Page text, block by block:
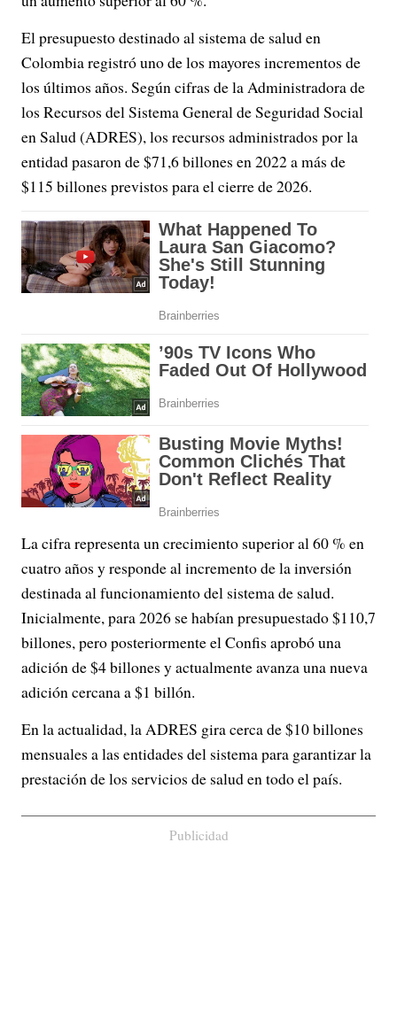
El presupuesto destinado al sistema de salud en
Colombia registró uno de los mayores incrementos de
los últimos años. Según cifras de la Administradora de
los Recursos del Sistema General de Seguridad Social
en Salud (ADRES), los recursos administrados por la
entidad pasaron de $71,6 billones en 2022 a más de
$115 billones previstos para el cierre de 2026.
La cifra representa un crecimiento superior al 60 % en
cuatro años y responde al incremento de la inversión
destinada al funcionamiento del sistema de salud.
Inicialmente, para 2026 se habían presupuestado $110,7
billones, pero posteriormente el Confis aprobó una
adición de $4 billones y actualmente avanza una nueva
adición cercana a $1 billón.
En la actualidad, la ADRES gira cerca de $10 billones
mensuales a las entidades del sistema para garantizar la
prestación de los servicios de salud en todo el país.
Publicidad